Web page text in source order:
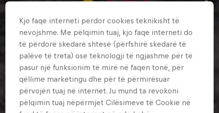
Kjo faqe interneti përdor cookies teknikisht të
nevojshme. Me pëlqimin tuaj, kjo faqe interneti do
të përdorë skedarë shtesë (përfshirë skedarë të
palëve të treta) ose teknologji të ngjashme për të
pasur një funksionim të mirë në faqen tonë, për
qëllime marketingu dhe për të përmirësuar
përvojën tuaj në internet. Ju mund ta revokoni
pëlqimin tuaj nëpërmjet Cilësimeve të Cookie në